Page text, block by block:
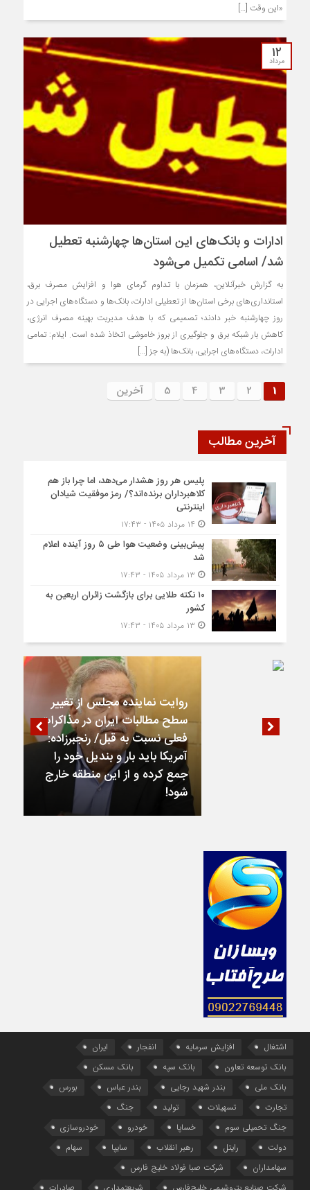
«این وقت […]
۱۲
مرداد
ادارات و بانک‌های این استان‌ها چهارشنبه تعطیل
شد/ اسامی تکمیل می‌شود
به گزارش خبرآنلاین، همزمان با تداوم گرمای هوا و افزایش مصرف برق،
استانداری‌های برخی استان‌ها از تعطیلی ادارات، بانک‌ها و دستگاه‌های اجرایی در
روز چهارشنبه خبر دادند؛ تصمیمی که با هدف مدیریت بهینه مصرف انرژی،
کاهش بار شبکه برق و جلوگیری از بروز خاموشی اتخاذ شده است. ایلام: تمامی
ادارات، دستگاه‌های اجرایی، بانک‌ها (به جز […]
1
2
3
4
5 آخرین
آخرین مطالب
پلیس هر روز هشدار می‌دهد، اما چرا باز هم
کلاهبرداران برنده‌اند؟/ رمز موفقیت شیادان
اینترنتی
پیش‌بینی وضعیت هوا طی ۵ روز آینده اعلام
شد
۱۰ نکته طلایی برای بازگشت زائران اربعین به
کشور
روایت نماینده مجلس از تغییر
سطح مطالبات ایران در مذاکرات
فعلی نسبت به قبل/ رنجبرزاده:
آمریکا باید بار و بندیل خود را
جمع کرده و از این منطقه خارج
شود!
اشتغال افزایش سرمایه انفجار
ایران
بانک توسعه تعاون
بانک سپه
بانک مسکن
بانک ملی
بندر شهید رجایی بندر عباس
بورس
تجارت
تسهیلات تولید
جنگ
جنگ تحمیلی سوم
خساپا خودرو
خودروسازی
دولت
رایتل رهبر انقلاب سایپا
سهام
سهامداران
شرکت صبا فولاد خلیج فارس